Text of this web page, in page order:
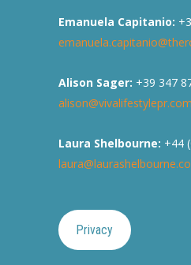
Emanuela Capitanio:
Alison Sager: +39 347
alison@vivalifestylepr.com
Laura Shelbourne: +44
Privacy